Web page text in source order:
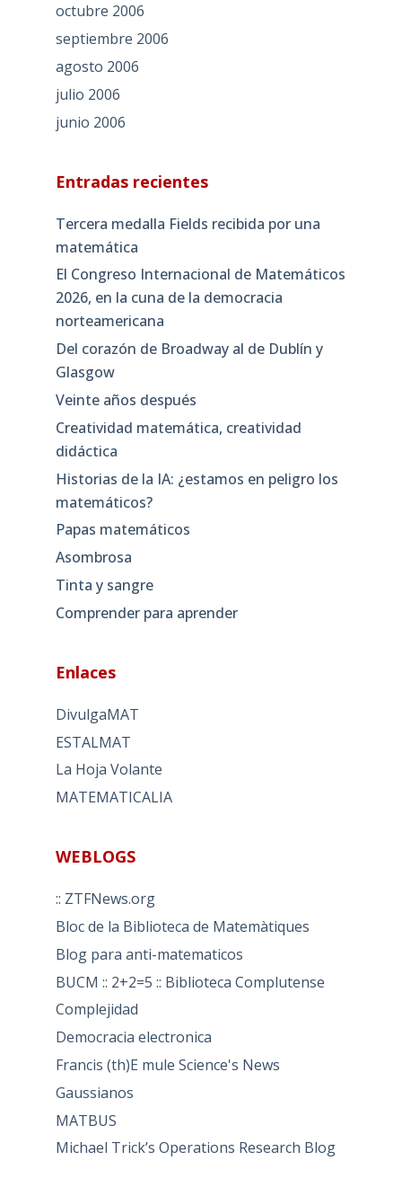
octubre 2006
septiembre 2006
agosto 2006
julio 2006
junio 2006
Entradas recientes
Tercera medalla Fields recibida por una
matemática
El Congreso Internacional de Matemáticos
2026, en la cuna de la democracia
norteamericana
Del corazón de Broadway al de Dublín y
Glasgow
Veinte años después
Creatividad matemática, creatividad
didáctica
Historias de la IA: ¿estamos en peligro los
matemáticos?
Papas matemáticos
Asombrosa
Tinta y sangre
Comprender para aprender
Enlaces
DivulgaMAT
ESTALMAT
La Hoja Volante
MATEMATICALIA
WEBLOGS
:: ZTFNews.org
Bloc de la Biblioteca de Matemàtiques
Blog para anti-matematicos
BUCM :: 2+2=5 :: Biblioteca Complutense
Complejidad
Democracia electronica
Francis (th)E mule Science's News
Gaussianos
MATBUS
Michael Trick’s Operations Research Blog